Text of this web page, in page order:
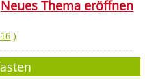
Neues Thema eröffnen
)